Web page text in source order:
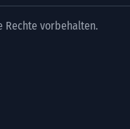
Rechte vorbehalten.